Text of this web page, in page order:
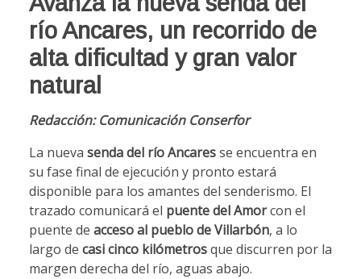
río Ancares, un recorrido de
alta dificultad y gran valor
natural
Redacción: Comunicación Conserfor
La nueva senda del río Ancaresse encuentra en
su fase final de ejecución y pronto estará
disponible para los amantes del senderismo. El
trazado comunicará el puente del Amorcon el
puente de acceso al pueblo de Villarbón, a lo
largo de casi cinco kilómetrosque discurren por la
margen derecha del río, aguas abajo.